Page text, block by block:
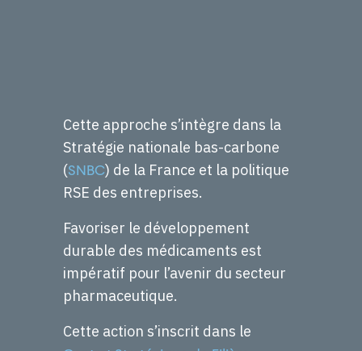
Cette approche s’intègre dans la
Stratégie nationale bas-carbone
(SNBC) de la France et la politique
RSE des entreprises.
Favoriser le développement
durable des médicaments est
impératif pour l’avenir du secteur
pharmaceutique.
Cette action s’inscrit dans le